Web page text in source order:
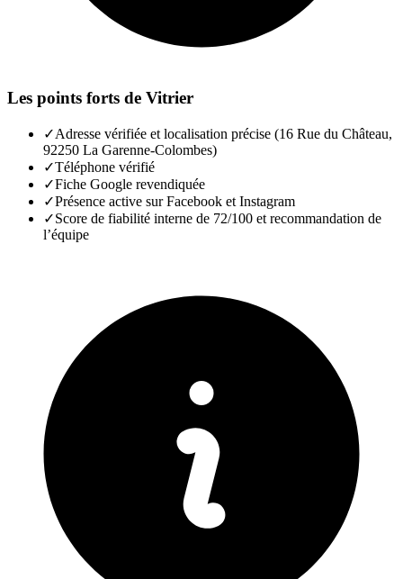
Les points forts de Vitrier
✓Adresse vérifiée et localisation précise (16 Rue du Château,
92250 La Garenne-Colombes)
✓Téléphone vérifié
✓Fiche Google revendiquée
✓Présence active sur Facebook et Instagram
✓Score de fiabilité interne de 72/100 et recommandation de
l’équipe